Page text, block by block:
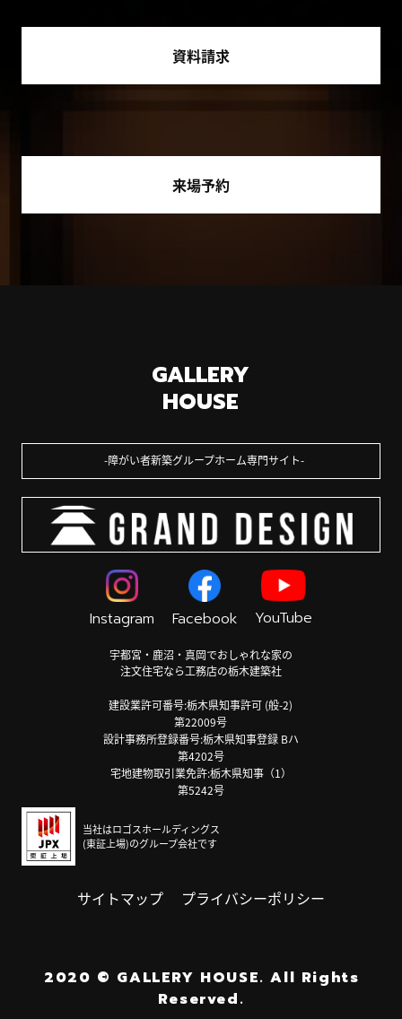
資料請求
来場予約
GALLERY
HOUSE
障がい者新築グループホーム専門サイト
Instagram Facebook YouTube
宇都宮・鹿沼・真岡でおしゃれな家の
注文住宅なら工務店の栃木建築社
建設業許可番号:栃木県知事許可 (般-2)
第22009号
設計事務所登録番号:栃木県知事登録 Bハ
第4202号
宅地建物取引業免許:栃木県知事（1）
第5242号
当社はロゴスホールディングス
(東証上場)のグループ会社です
サイトマップ プライバシーポリシー
2020 © GALLERY HOUSE. All Rights
Reserved.